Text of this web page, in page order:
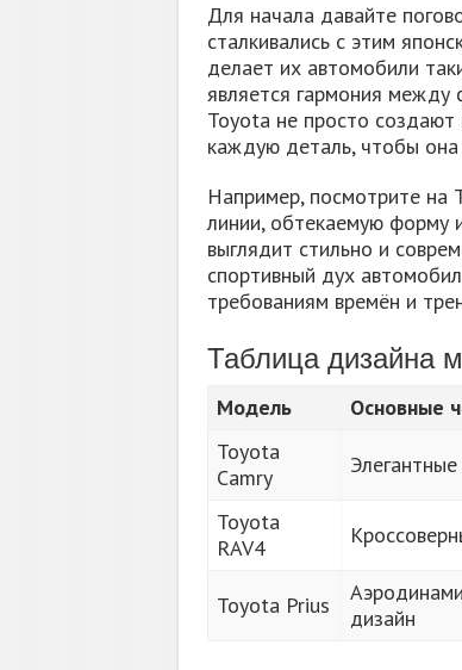
Для начала давайте
сталкивались с этим
делает их автомобили
является гармония между
Toyota не просто
каждую деталь, чтобы
Например, посмотрите на
линии, обтекаемую форму
выглядит стильно и
спортивный дух
требованиям времён и
Таблица дизайна
Модель
Основные
Toyota
Camry
Toyota
RAV4
Toyota Prius
дизайн